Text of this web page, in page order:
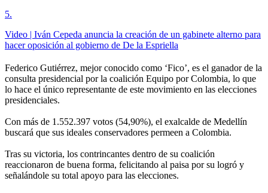
5.
Video | Iván Cepeda anuncia la creación de un gabinete alterno para
hacer oposición al gobierno de De la Espriella
Federico Gutiérrez, mejor conocido como ‘Fico’, es el ganador de la
consulta presidencial por la coalición Equipo por Colombia, lo que
lo hace el único representante de este movimiento en las elecciones
presidenciales.
Con más de 1.552.397 votos (54,90%), el exalcalde de Medellín
buscará que sus ideales conservadores permeen a Colombia.
Tras su victoria, los contrincantes dentro de su coalición
reaccionaron de buena forma, felicitando al paisa por su logró y
señalándole su total apoyo para las elecciones.